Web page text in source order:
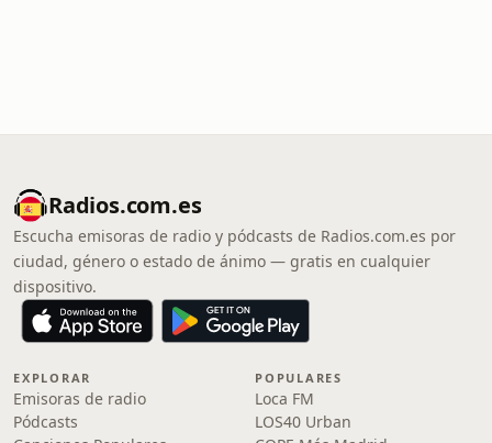
Radios.com.es
Escucha emisoras de radio y pódcasts de Radios.com.es por
ciudad, género o estado de ánimo — gratis en cualquier
dispositivo.
EXPLORAR
Emisoras de radio
Pódcasts
POPULARES
Loca FM
LOS40 Urban